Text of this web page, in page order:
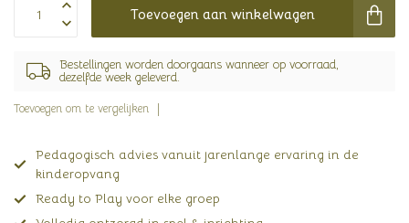
Toevoegen aan winkelwagen
Bestellingen worden doorgaans wanneer op voorraad,
dezelfde week geleverd.
Toevoegen om te vergelijken
Pedagogisch advies vanuit jarenlange ervaring in de
kinderopvang
Ready to Play voor elke groep